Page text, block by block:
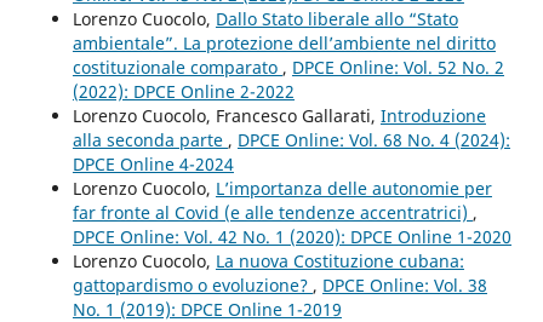
Lorenzo Cuocolo, Dallo Stato liberale allo “Stato
ambientale”. La protezione dell’ambiente nel diritto
costituzionale comparato , DPCE Online: Vol. 52 No. 2
(2022): DPCE Online 2-2022
Lorenzo Cuocolo, Francesco Gallarati, Introduzione
alla seconda parte , DPCE Online: Vol. 68 No. 4 (2024):
DPCE Online 4-2024
Lorenzo Cuocolo, L’importanza delle autonomie per
far fronte al Covid (e alle tendenze accentratrici) ,
DPCE Online: Vol. 42 No. 1 (2020): DPCE Online 1-2020
Lorenzo Cuocolo, La nuova Costituzione cubana:
gattopardismo o evoluzione? , DPCE Online: Vol. 38
No. 1 (2019): DPCE Online 1-2019